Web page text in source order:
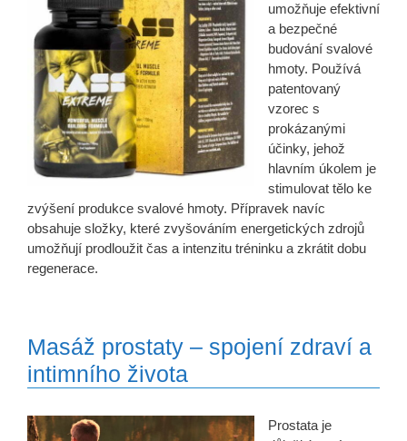
umožňuje efektivní
a bezpečné
budování svalové
hmoty. Používá
patentovaný
vzorec s
prokázanými
účinky, jehož
hlavním úkolem je
stimulovat tělo ke
zvýšení produkce svalové hmoty. Přípravek navíc
obsahuje složky, které zvyšováním energetických zdrojů
umožňují prodloužit čas a intenzitu tréninku a zkrátit dobu
regenerace.
Masáž prostaty – spojení zdraví a
intimního života
Prostata je